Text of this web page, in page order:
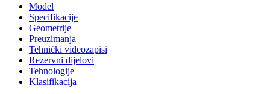
Model
Specifikacije
Geometrije
Preuzimanja
Tehnički videozapisi
Rezervni dijelovi
Tehnologije
Klasifikacija